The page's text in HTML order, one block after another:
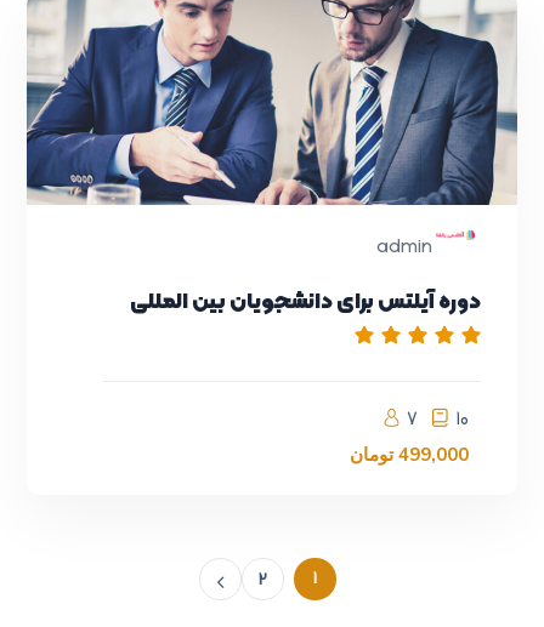
admin
دوره آیلتس برای دانشجویان بین المللی
7 10
499,000 تومان
1
2